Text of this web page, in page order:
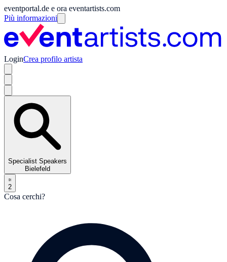
eventportal.de e ora eventartists.com
Più informazioni
LoginCrea profilo artista
Specialist Speakers
Bielefeld
2
Cosa cerchi?